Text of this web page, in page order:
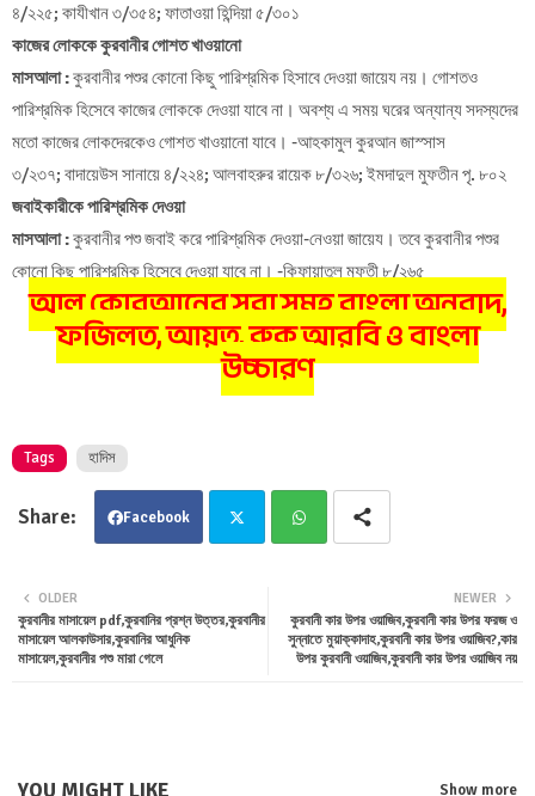
৪/২২৫; কাযীখান ৩/৩৫৪; ফাতাওয়া হিন্দিয়া ৫/৩০১
কাজের লোককে কুরবানীর গোশত খাওয়ানো
মাসআলা :কুরবানীর পশুর কোনো কিছু পারিশ্রমিক হিসাবে দেওয়া জায়েয নয়। গোশতও
পারিশ্রমিক হিসেবে কাজের লোককে দেওয়া যাবে না। অবশ্য এ সময় ঘরের অন্যান্য সদস্যদের
মতো কাজের লোকদেরকেও গোশত খাওয়ানো যাবে। -আহকামুল কুরআন জাস্সাস
৩/২৩৭; বাদায়েউস সানায়ে ৪/২২৪; আলবাহরুর রায়েক ৮/৩২৬; ইমদাদুল মুফতীন পৃ. ৮০২
জবাইকারীকে পারিশ্রমিক দেওয়া
মাসআলা :কুরবানীর পশু জবাই করে পারিশ্রমিক দেওয়া-নেওয়া জায়েয। তবে কুরবানীর পশুর
কোনো কিছু পারিশ্রমিক হিসেবে দেওয়া যাবে না। -কিফায়াতুল মুফতী ৮/২৬৫
আল কোরআনের সূরা সমূহ বাংলা অনুবাদ,
ফজিলত, আয়ত, রুকু আরবি ও বাংলা
উচ্চারণ
Tags হাদিস
Facebook
ter tsa
NEWER
কুরবানী কার উপর ওয়াজিব,কুরবানী কার উপর ফরজ ও
সুন্নাতে মুয়াক্কাদাহ,কুরবানী কার উপর ওয়াজিব?,কার
উপর কুরবানী ওয়াজিব,কুরবানী কার উপর ওয়াজিব নয়
OLDER
কুরবানীর মাসায়েল pdf,কুরবানির প্রশ্ন উত্তর,কুরবানীর
মাসায়েল আলকাউসার,কুরবানির আধুনিক
মাসায়েল,কুরবানীর পশু মারা গেলে
YOU MIGHT LIKE Show more